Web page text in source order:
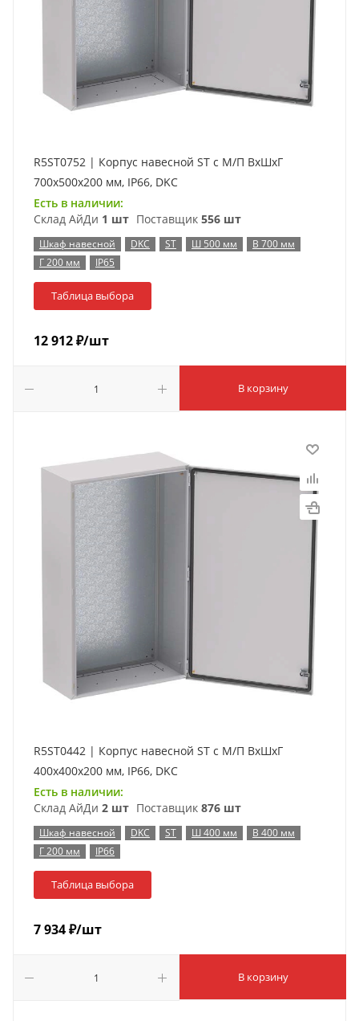
R5ST0752 | Корпус навесной ST с М/П ВxШxГ
700x500x200 мм, IP66, DKC
Есть в наличии:
Склад АйДи 1 шт Поставщик 556 шт
Шкаф навесной DKC ST Ш 500 мм
В 700 мм
Г 200 мм
IP65
Таблица выбора
12 912₽/шт
В корзину
R5ST0442 | Корпус навесной ST с М/П ВxШxГ
400x400x200 мм, IP66, DKC
Есть в наличии:
Склад АйДи 2 шт Поставщик 876 шт
Шкаф навесной DKC ST Ш 400 мм
В 400 мм
Г 200 мм
IP66
Таблица выбора
7 934₽/шт
В корзину